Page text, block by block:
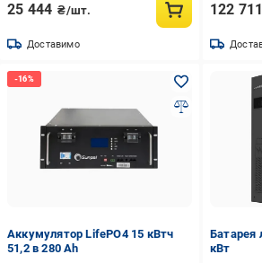
25 444 ₴/шт.
Доставимо
122 711
Аккумулятор LifePO4 15 кВтч
51,2 в 280 Аh
Батарея
кВт